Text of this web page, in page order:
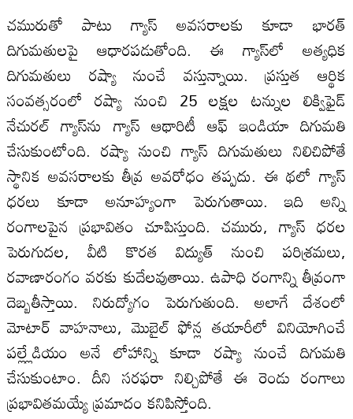
చమురుతో పాటు గ్యాస్‌ అవసరాలకు కూడా భారత్‌
దిగుమతులపై ఆధారపడుతోంది. ఈ గ్యాస్‌లో అత్యధిక
దిగుమతులు రష్యా నుంచే వస్తున్నాయి. ప్రస్తుత ఆర్థిక
సంవత్సరంలో రష్యా నుంచి 25 లక్షల టన్నుల లిక్విఫైడ్‌
నేచురల్‌ గ్యాస్‌ను గ్యాస్‌ ఆథారిటీ ఆఫ్‌ ఇండియా దిగుమతి
చేసుకుంటోంది. రష్యా నుంచి గ్యాస్‌ దిగుమతులు నిలిచిపోతే
స్థానిక అవసరాలకు తీవ్ర అవరోధం తప్పదు. ఈ థలో గ్యాస్‌
ధరలు కూడా అనూహ్యంగా పెరుగుతాయి. ఇది అన్ని
రంగాలపైన ప్రభావితం చూపిస్తుంది. చమురు, గ్యాస్‌ ధరల
పెరుగుదల, వీటి కొరత విద్యుత్‌ నుంచి పరిశ్రమలు,
రవాణారంగం వరకు కుదేలవుతాయి. ఉపాధి రంగాన్ని తీవ్రంగా
దెబ్బతీస్తాయి. నిరుద్యోగం పెరుగుతుంది. అలాగే దేశంలో
మోటార్‌ వాహనాలు, మొబైల్‌ ఫోన్ల తయారీలో వినియోగించే
పల్ల్లేడియం అనే లోహాన్ని కూడా రష్యా నుంచే దిగుమతి
చేసుకుంటాం. దీని సరఫరా నిల్చిపోతే ఈ రెండు రంగాలు
ప్రభావితమయ్యే ప్రమాదం కనిపిస్తోంది.